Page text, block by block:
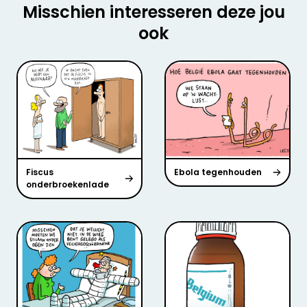
Misschien interesseren deze jou
ook
Fiscus
onderbroekenlade
Ebola tegenhouden